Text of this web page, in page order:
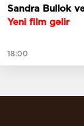
Sandra Bullok
Yeni film gəlir
18:00